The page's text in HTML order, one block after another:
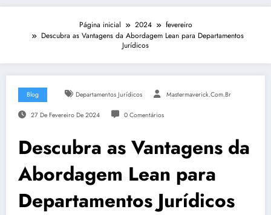
Página inicial 2024
fevereiro
Descubra as Vantagens da Abordagem Lean para Departamentos
Jurídicos
Blog Departamentos Jurídicos Mastermaverick.com.br
27 De Fevereiro De 2024 0 Comentários
Descubra as Vantagens da
Abordagem Lean para
Departamentos Jurídicos